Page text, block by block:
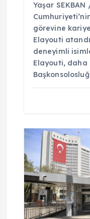
Yaşar SEKBAN
görevine
Elayouti atandı.
deneyimli
Elayouti, daha